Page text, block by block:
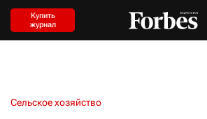
Купить
журнал
Сельское хозяйство